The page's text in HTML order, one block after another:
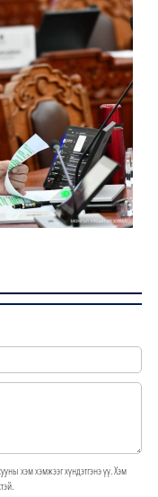
хэм хэмжээг хүндэтгэнэ үү. Хэм